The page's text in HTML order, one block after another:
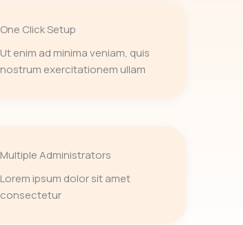
One Click Setup
Ut enim ad minima veniam, quis
nostrum exercitationem ullam
Multiple Administrators
Lorem ipsum dolor sit amet
consectetur